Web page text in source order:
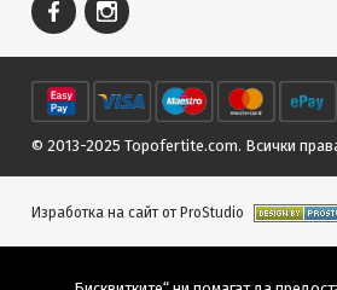
© 2013-2025 Topofertite.com. Всички
Изработка на сайт от ProStudio